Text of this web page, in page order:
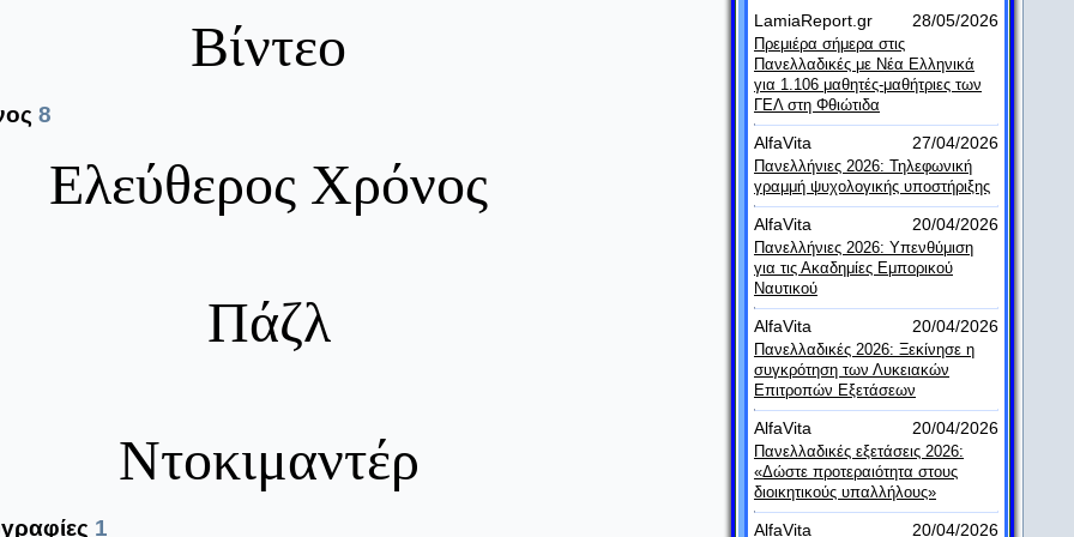
Βίντεο
8
Ελεύθερος Χρόνος
Πάζλ
Ντοκιμαντέρ
1
LamiaReport.gr
28/05/2026
Πρεμιέρα σήμερα στις
Πανελλαδικές με Νέα Ελληνικά
για 1.106 μαθητές-μαθήτριες των
ΓΕΛ στη Φθιώτιδα
AlfaVita
27/04/2026
Πανελλήνιες 2026: Τηλεφωνική
γραμμή ψυχολογικής υποστήριξης
AlfaVita
20/04/2026
Πανελλήνιες 2026: Υπενθύμιση
για τις Ακαδημίες Εμπορικού
Ναυτικού
AlfaVita
20/04/2026
Πανελλαδικές 2026: Ξεκίνησε η
συγκρότηση των Λυκειακών
Επιτροπών Εξετάσεων
AlfaVita
20/04/2026
Πανελλαδικές εξετάσεις 2026:
«Δώστε προτεραιότητα στους
διοικητικούς υπαλλήλους»
AlfaVita
20/04/2026